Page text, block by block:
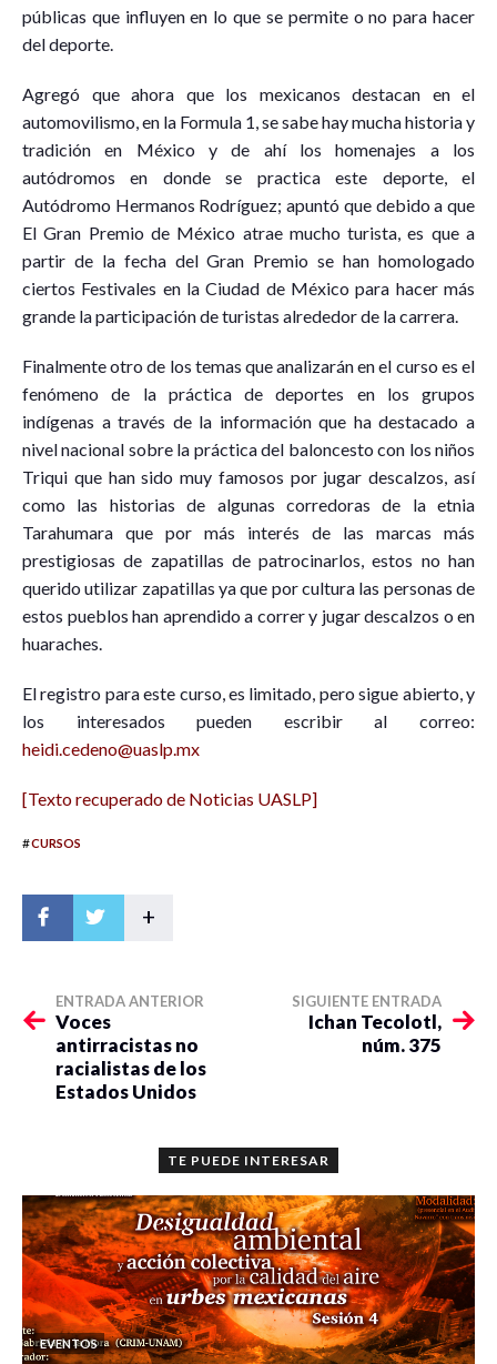
públicas que influyen en lo que se permite o no para hacer
del deporte.
Agregó que ahora que los mexicanos destacan en el
automovilismo, en la Formula 1, se sabe hay mucha historia y
tradición en México y de ahí los homenajes a los
autódromos en donde se practica este deporte, el
Autódromo Hermanos Rodríguez; apuntó que debido a que
El Gran Premio de México atrae mucho turista, es que a
partir de la fecha del Gran Premio se han homologado
ciertos Festivales en la Ciudad de México para hacer más
grande la participación de turistas alrededor de la carrera.
Finalmente otro de los temas que analizarán en el curso es el
fenómeno de la práctica de deportes en los grupos
indígenas a través de la información que ha destacado a
nivel nacional sobre la práctica del baloncesto con los niños
Triqui que han sido muy famosos por jugar descalzos, así
como las historias de algunas corredoras de la etnia
Tarahumara que por más interés de las marcas más
prestigiosas de zapatillas de patrocinarlos, estos no han
querido utilizar zapatillas ya que por cultura las personas de
estos pueblos han aprendido a correr y jugar descalzos o en
huaraches.
El registro para este curso, es limitado, pero sigue abierto, y
los interesados pueden escribir al correo:
heidi.cedeno@uaslp.mx
[Texto recuperado de Noticias UASLP]
#CURSOS
+
ENTRADA ANTERIOR
Voces
antirracistas no
racialistas de los
Estados Unidos
SIGUIENTE ENTRADA
Ichan Tecolotl,
núm. 375
TE PUEDE INTERESAR
EVENTOS